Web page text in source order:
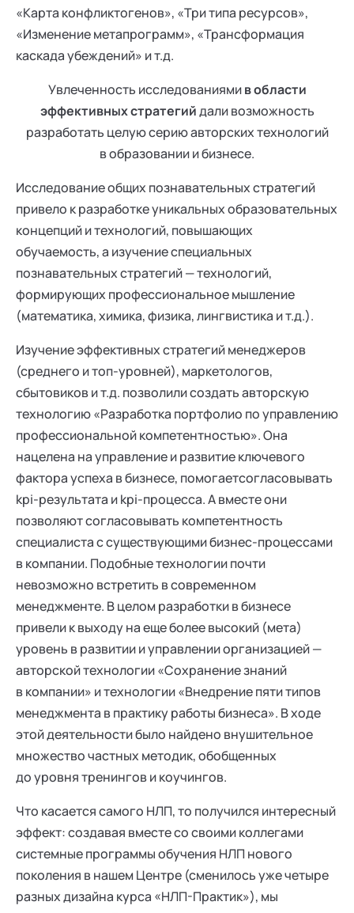
«Карта конфликтогенов», «Три типа ресурсов»,
«Изменение метапрограмм», «Трансформация
каскада убеждений» и т.д.
Увлеченность исследованиямив области
эффективных стратегийдали возможность
разработать целую серию авторских технологий
в образовании и бизнесе.
Исследование общих познавательных стратегий
привело к разработке уникальных образовательных
концепций и технологий, повышающих
обучаемость, а изучение специальных
познавательных стратегий — технологий,
формирующих профессиональное мышление
(математика, химика, физика, лингвистика и т.д.).
Изучение эффективных стратегий менеджеров
(среднего и топ-уровней), маркетологов,
сбытовиков и т.д. позволили создать авторскую
технологию «Разработка портфолио по управлению
профессиональной компетентностью». Она
нацелена на управление и развитие ключевого
фактора успеха в бизнесе, помогаетсогласовывать
kpi-результата и kpi-процесса. А вместе они
позволяют согласовывать компетентность
специалиста с существующими бизнес-процессами
в компании. Подобные технологии почти
невозможно встретить в современном
менеджменте. В целом разработки в бизнесе
привели к выходу на еще более высокий (мета)
уровень в развитии и управлении организацией —
авторской технологии «Сохранение знаний
в компании» и технологии «Внедрение пяти типов
менеджмента в практику работы бизнеса». В ходе
этой деятельности было найдено внушительное
множество частных методик, обобщенных
до уровня тренингов и коучингов.
Что касается самого НЛП, то получился интересный
эффект: создавая вместе со своими коллегами
системные программы обучения НЛП нового
поколения в нашем Центре (сменилось уже четыре
разных дизайна курса «НЛП-Практик»), мы